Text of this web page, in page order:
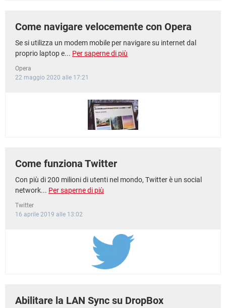
Come navigare velocemente con Opera
Se si utilizza un modem mobile per navigare su internet dal
proprio laptop e... Per saperne di più
Opera
22 maggio 2020 alle 17:21
Come funziona Twitter
Con più di 200 milioni di utenti nel mondo, Twitter è un social
network... Per saperne di più
Twitter
16 aprile 2019 alle 13:02
Abilitare la LAN Sync su DropBox